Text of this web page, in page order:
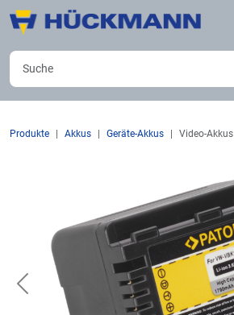
Produkte Akkus Geräte-Akkus Video-Akkus
Previous